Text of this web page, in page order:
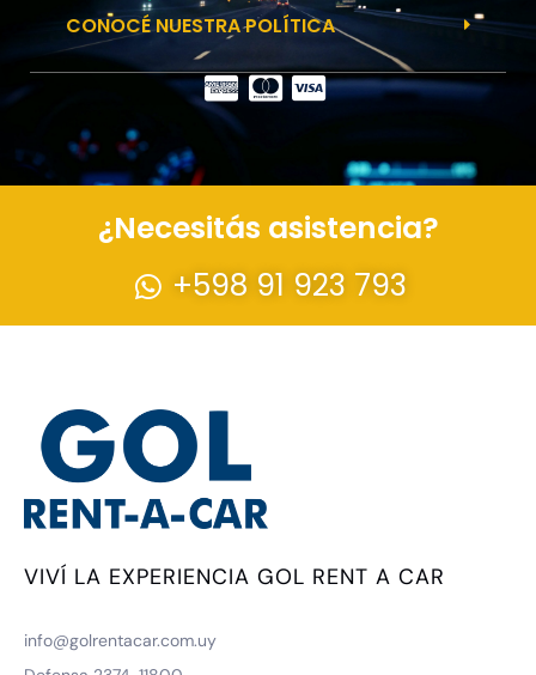
CONOCÉ NUESTRA POLÍTICA
¿Necesitás asistencia?
+598 91 923 793
VIVÍ LA EXPERIENCIA GOL RENT A CAR
info@golrentacar.com.uy